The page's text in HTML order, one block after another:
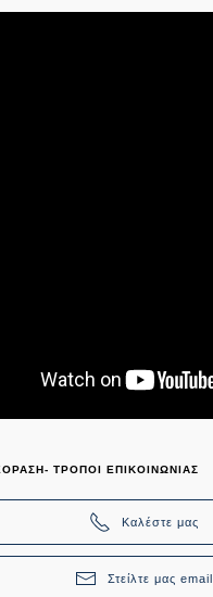
ΤΡΟΠΟΙ ΕΠΙΚΟΙΝΩΝΙΑΣ
Καλέστε μας
Στείλτε μας email